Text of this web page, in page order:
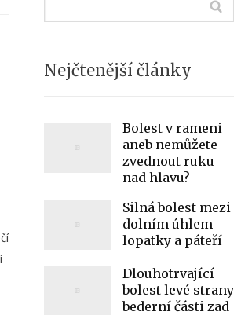
Nejčtenější články
Bolest v rameni
aneb nemůžete
zvednout ruku
nad hlavu?
Silná bolest mezi
dolním úhlem
lopatky a páteří
Dlouhotrvající
bolest levé strany
bederní části zad